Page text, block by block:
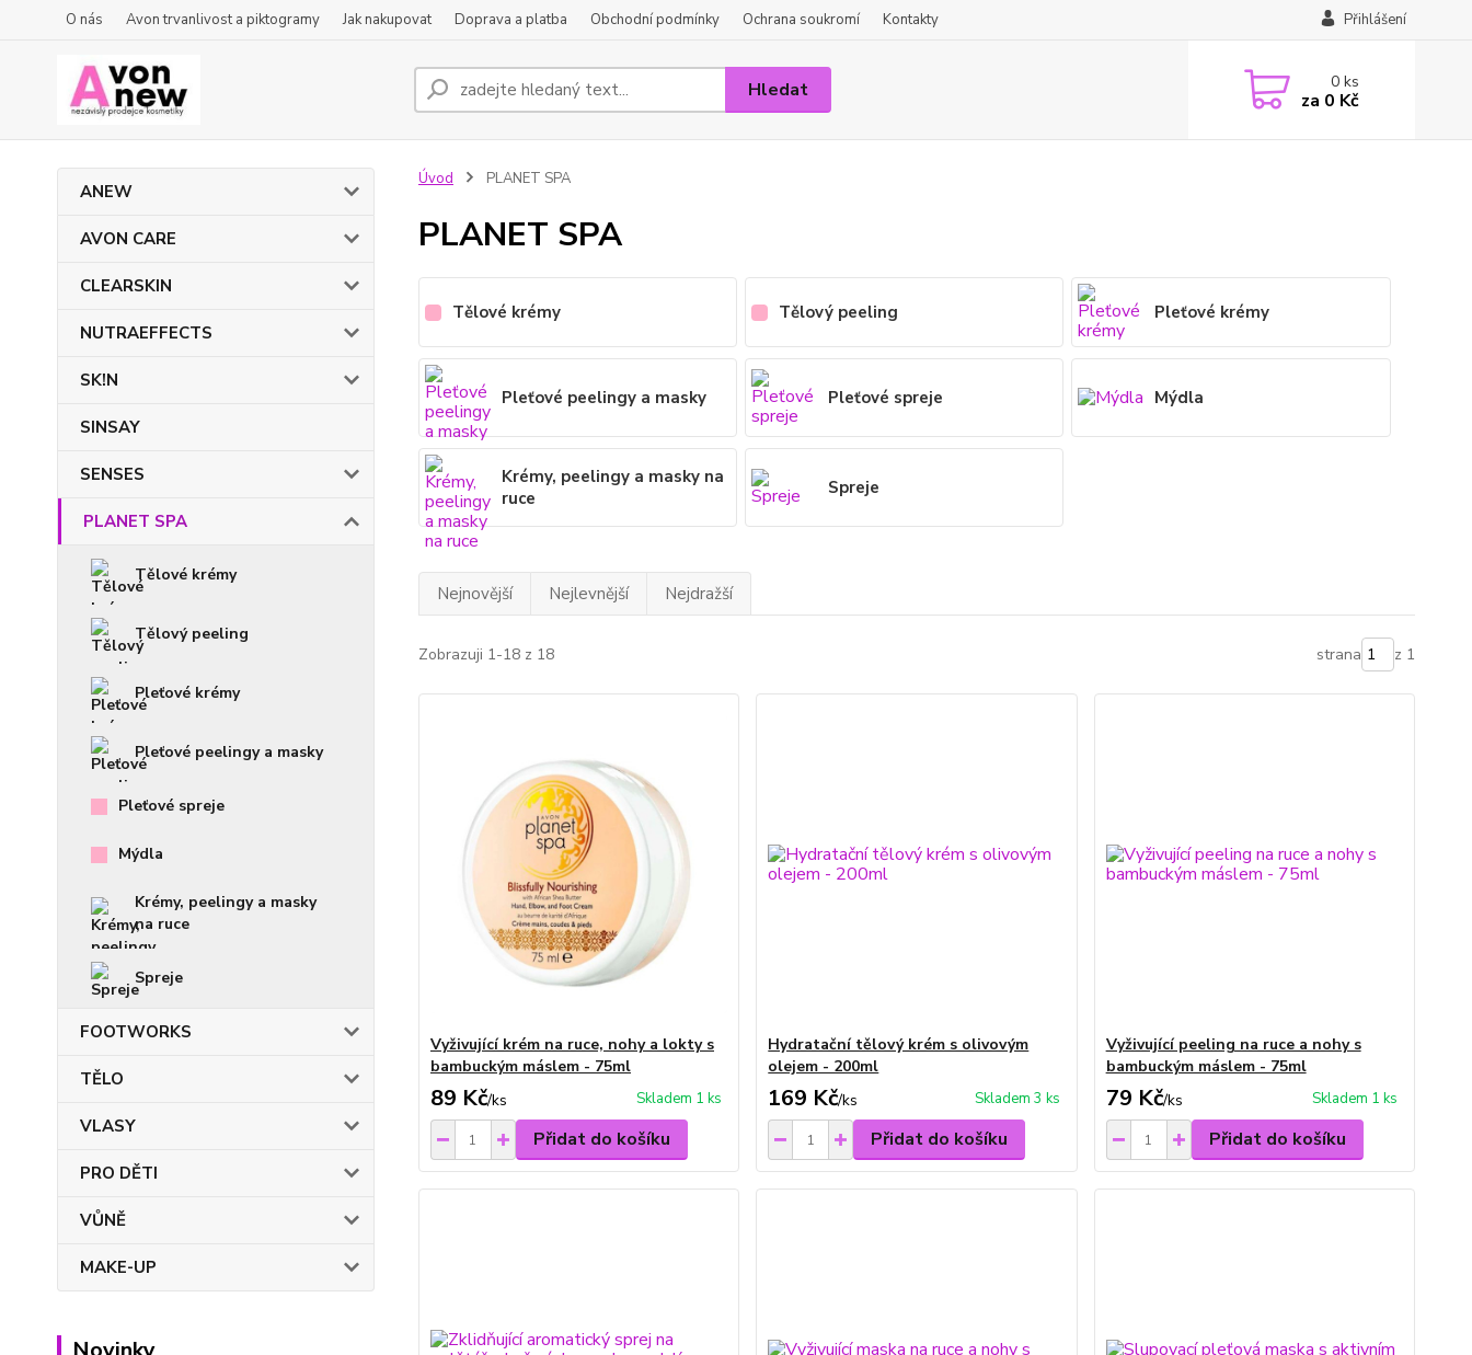
O nás Avon trvanlivost a piktogramy Jak nakupovat Doprava a platba Obchodní podmínky Ochrana soukromí Kontakty Přihlášení
Hledat 0ks
za 0 Kč
ANEW
AVON CARE
CLEARSKIN
NUTRAEFFECTS
SK!N
SINSAY
SENSES
PLANET SPA
Tělové krémy
Tělový peeling
Pleťové krémy
Pleťové peelingy a masky
Pleťové spreje
Mýdla
Krémy, peelingy a masky
na ruce
Spreje
FOOTWORKS
TĚLO
VLASY
PRO DĚTI
VŮNĚ
MAKE-UP
Úvod PLANET SPA
PLANET SPA
Tělové krémy Tělový peeling Pleťové krémy
Pleťové peelingy a masky Pleťové spreje Mýdla
Krémy, peelingy a masky na
ruce
Spreje
Nejnovější Nejlevnější Nejdražší
Zobrazuji 1-18 z 18 strana z 1
Vyživující krém na ruce, nohy a lokty s
bambuckým máslem - 75ml
89 Kč/ks Skladem 1 ks
Přidat do košíku
Hydratační tělový krém s olivovým
olejem - 200ml
169 Kč/ks Skladem 3 ks
Přidat do košíku
Vyživující peeling na ruce a nohy s
bambuckým máslem - 75ml
79 Kč/ks Skladem 1 ks
Přidat do košíku